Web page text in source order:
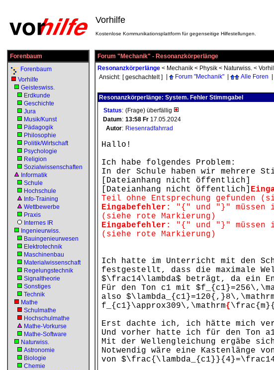
Vorhilfe
Kostenlose Kommunikationsplattform für gegenseitige Hilfestellungen.
Forenbaum
Forenbaum
Vorhilfe
Geisteswiss.
Erdkunde
Geschichte
Jura
Musik/Kunst
Pädagogik
Philosophie
Politik/Wirtschaft
Psychologie
Religion
Sozialwissenschaften
Informatik
Schule
Hochschule
Info-Training
Wettbewerbe
Praxis
Internes IR
Ingenieurwiss.
Bauingenieurwesen
Elektrotechnik
Maschinenbau
Materialwissenschaft
Regelungstechnik
Signaltheorie
Sonstiges
Technik
Mathe
Schulmathe
Hochschulmathe
Mathe-Vorkurse
Mathe-Software
Naturwiss.
Astronomie
Biologie
Chemie
Forum "Mechanik" - Resonanzkörperlänge
Resonanzkörperlänge < Mechanik < Physik < Naturwiss. <
Ansicht: [ geschachtelt ] Forum "Mechanik" Alle Foren
Resonanzkörperlänge: System. Fehler Stimmgabel
Status: (Frage) überfällig
Datum: 13:58 Fr 17.05.2024
Autor: Riesenradfahrrad
Hallo!
Ich habe folgendes Problem:
In der Schule haben wir mehrere
[Dateianhang nicht öffentlich]
[Dateianhang nicht öffentlich]
Teil ohne Entsprechung gefunden
Eingabefehler:
"{" und "}" müssen
(siehe rote Markierung)
Eingabefehler:
"{" und "}" müssen
(siehe rote Markierung)
Ich hatte im Unterricht mit den
festgestellt, dass die maximale
$\frac14\lambda$ beträgt, da ein
Für den Ton c1 mit
also
f_{c1}\approx309\,\mathrm{
Erst dachte ich, ich hätte mich
Und vorher hatte ich für den Ton
Mit der Wellengleichung ergäbe
Notwendig wäre eine Kastenlänge
von